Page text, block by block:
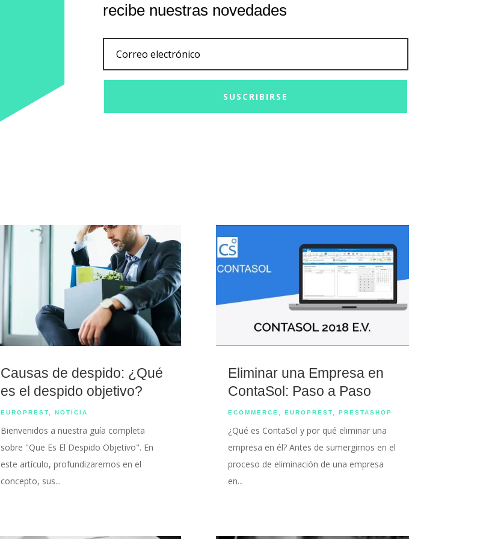
recibe nuestras novedades
SUSCRIBIRSE
Causas de despido: ¿Qué
es el despido objetivo?
EUROPREST NOTICIA
Bienvenidos a nuestra guía completa
sobre "Que Es El Despido Objetivo". En
este artículo, profundizaremos en el
concepto, sus...
Eliminar una Empresa en
ContaSol: Paso a Paso
ECOMMERCE EUROPREST PRESTASHOP
¿Qué es ContaSol y por qué eliminar una
empresa en él? Antes de sumergirnos en el
proceso de eliminación de una empresa
en...